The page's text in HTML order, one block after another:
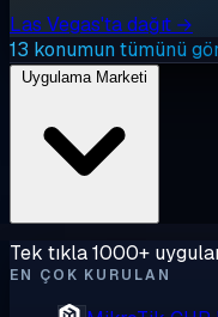
Las Vegas'ta dağıt →
13 konumun tümünü
Tek tıkla 1000+
EN ÇOK KURULAN